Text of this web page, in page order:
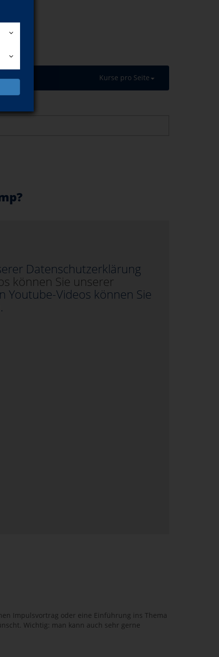
Kurse pro Seite
Datenschutzerklärung
können Sie unserer
Videos können Sie
Impulsvortrag oder eine Einführung ins Thema
Wichtig: man kann auch sehr gerne